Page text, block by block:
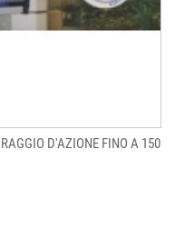
D'AZIONE FINO A 150